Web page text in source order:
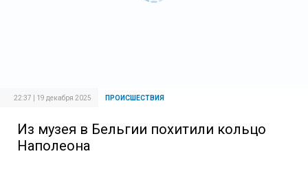
22:37 | 19 декабря 2025 ПРОИСШЕСТВИЯ
Из музея в Бельгии похитили кольцо
Наполеона